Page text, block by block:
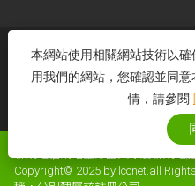
若想進一步了解，打通
免付費專線歡迎來電！
客服專線：0800-580-
周一至五 09:00~18:00
Copyright© 2025 by lccnet.all
本網站使用相關網站技術以
用我們的網站，您確認並同
情，請參閱